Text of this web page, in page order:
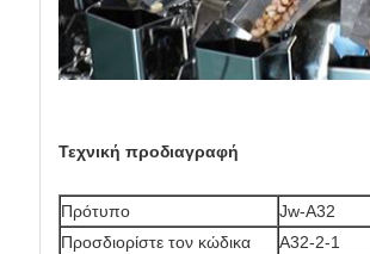
Τεχνική προδιαγραφή
Πρότυπο Jw-A32
Προσδιορίστε τον κώδικα
A32-2-1